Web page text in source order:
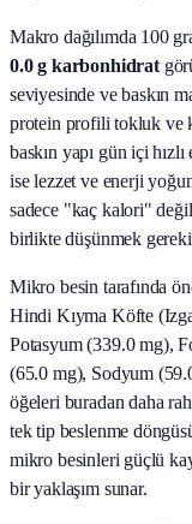
Makro dağılımda 100
0.0g karbonhidrat
seviyesinde ve baskın
protein profili tokluk ve
baskın yapı gün içi
ise lezzet ve enerji
sadece "kaç kalori"
birlikte düşünmek
Mikro besin tarafında
Hindi Kıyma Köfte
Potasyum (339.0 mg),
(65.0 mg), Sodyum
öğeleri buradan daha
tek tip beslenme
mikro besinleri güçlü
bir yaklaşım sunar.